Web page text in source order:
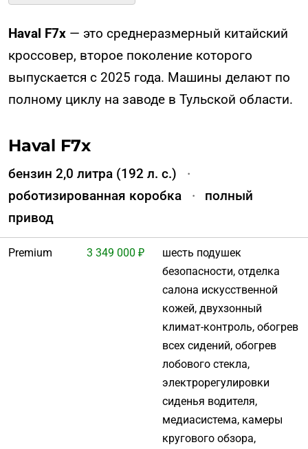
Haval F7x — это среднеразмерный китайский
кроссовер, второе поколение которого
выпускается с 2025 года. Машины делают по
полному циклу на заводе в Тульской области.
Haval F7x
бензин 2,0 литра (192 л. с.)
·
роботизированная коробка
·
полный
привод
Premium 3 349 000 ₽
шесть подушек
безопасности, отделка
салона искусственной
кожей, двухзонный
климат-контроль, обогрев
всех сидений, обогрев
лобового стекла,
электрорегулировки
сиденья водителя,
медиасистема, камеры
кругового обзора,